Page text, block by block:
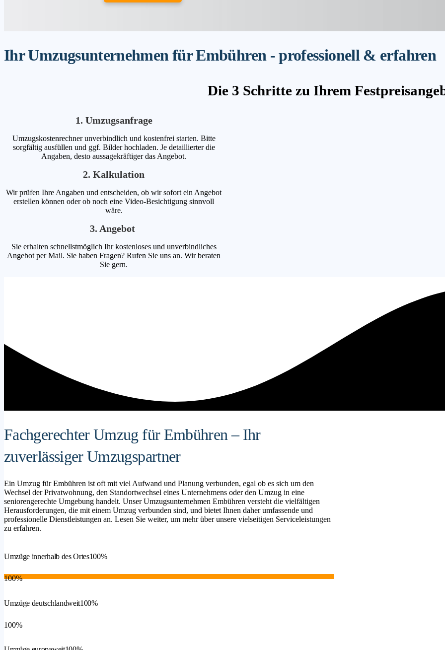
Ihr Umzugsunternehmen für Embühren - professionell & erfahren
Die 3 Schritte zu Ihrem
1. Umzugsanfrage
Umzugskostenrechner unverbindlich und kostenfrei starten. Bitte
sorgfältig ausfüllen und ggf. Bilder hochladen. Je detaillierter die
Angaben, desto aussagekräftiger das Angebot.
2. Kalkulation
Wir prüfen Ihre Angaben und entscheiden, ob wir sofort ein Angebot
erstellen können oder ob noch eine Video-Besichtigung sinnvoll
wäre.
3. Angebot
Sie erhalten schnellstmöglich Ihr kostenloses und unverbindliches
Angebot per Mail. Sie haben Fragen? Rufen Sie uns an. Wir beraten
Sie gern.
Fachgerechter Umzug für Embühren – Ihr
zuverlässiger Umzugspartner
Ein Umzug für Embühren ist oft mit viel Aufwand und Planung verbunden, egal ob es sich um den
Wechsel der Privatwohnung, den Standortwechsel eines Unternehmens oder den Umzug in eine
seniorengerechte Umgebung handelt. Unser Umzugsunternehmen Embühren versteht die vielfältigen
Herausforderungen, die mit einem Umzug verbunden sind, und bietet Ihnen daher umfassende und
professionelle Dienstleistungen an. Lesen Sie weiter, um mehr über unsere vielseitigen Serviceleistungen
zu erfahren.
Umzüge innerhalb des Ortes100%
100%
Umzüge deutschlandweit100%
100%